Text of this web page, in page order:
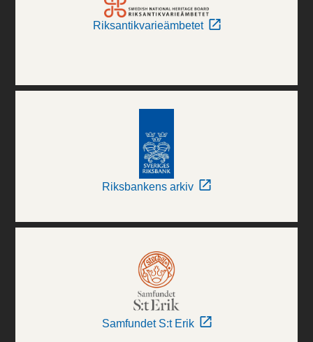
Riksantikvarieämbetet
Riksbankens arkiv
Samfundet S:t Erik